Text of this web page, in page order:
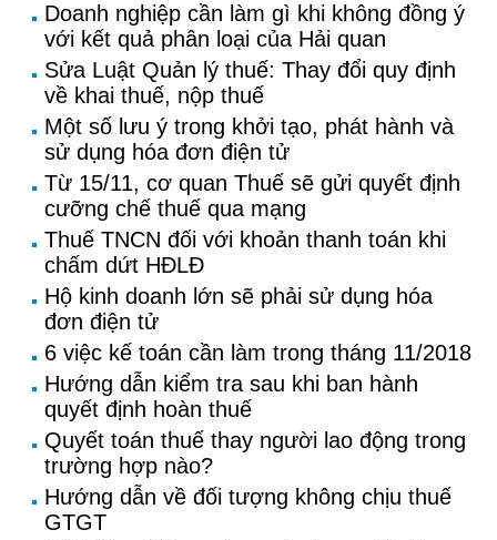
Doanh nghiệp cần làm gì khi không đồng ý
với kết quả phân loại của Hải quan
Sửa Luật Quản lý thuế: Thay đổi quy định
về khai thuế, nộp thuế
Một số lưu ý trong khởi tạo, phát hành và
sử dụng hóa đơn điện tử
Từ 15/11, cơ quan Thuế sẽ gửi quyết định
cưỡng chế thuế qua mạng
Thuế TNCN đối với khoản thanh toán khi
chấm dứt HĐLĐ
Hộ kinh doanh lớn sẽ phải sử dụng hóa
đơn điện tử
6 việc kế toán cần làm trong tháng 11/2018
Hướng dẫn kiểm tra sau khi ban hành
quyết định hoàn thuế
Quyết toán thuế thay người lao động trong
trường hợp nào?
Hướng dẫn về đối tượng không chịu thuế
GTGT